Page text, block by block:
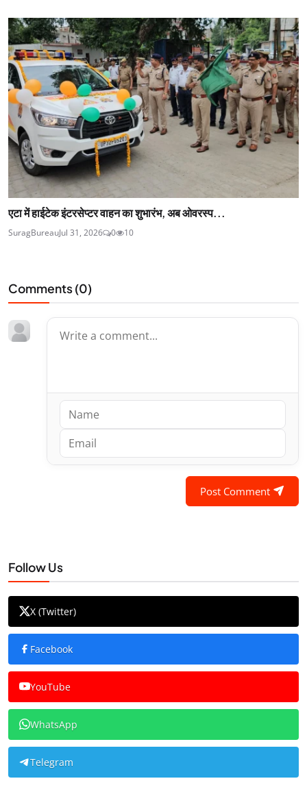
एटा में हाईटेक इंटरसेप्टर वाहन का शुभारंभ, अब ओवरस्प...
SuragBureauJul 31, 2026 0 10
Comments (0)
Post Comment
Follow Us
X (Twitter)
Facebook
YouTube
WhatsApp
Telegram